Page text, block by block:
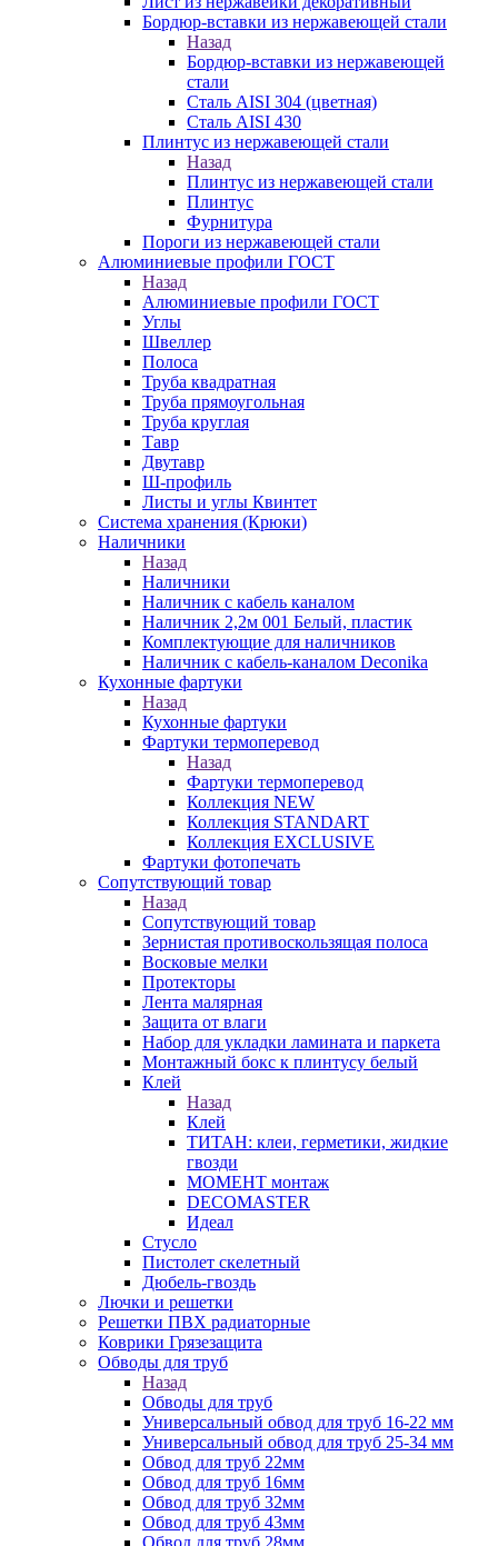
Бордюр-вставки из нержавеющей стали
Назад
Бордюр-вставки из нержавеющей
стали
Сталь AISI 304 (цветная)
Сталь AISI 430
Плинтус из нержавеющей стали
Назад
Плинтус из нержавеющей стали
Плинтус
Фурнитура
Пороги из нержавеющей стали
Алюминиевые профили ГОСТ
Назад
Алюминиевые профили ГОСТ
Углы
Швеллер
Полоса
Труба квадратная
Труба прямоугольная
Труба круглая
Тавр
Двутавр
Ш-профиль
Листы и углы Квинтет
Система хранения (Крюки)
Наличники
Назад
Наличники
Наличник с кабель каналом
Наличник 2,2м 001 Белый, пластик
Комплектующие для наличников
Наличник с кабель-каналом Deconika
Кухонные фартуки
Назад
Кухонные фартуки
Фартуки термоперевод
Назад
Фартуки термоперевод
Коллекция NEW
Коллекция STANDART
Коллекция EXCLUSIVE
Фартуки фотопечать
Сопутствующий товар
Назад
Сопутствующий товар
Зернистая противоскользящая полоса
Восковые мелки
Протекторы
Лента малярная
Защита от влаги
Набор для укладки ламината и паркета
Монтажный бокс к плинтусу белый
Клей
Назад
Клей
ТИТАН: клеи, герметики, жидкие
гвозди
МОМЕНТ монтаж
DECOMASTER
Идеал
Стусло
Пистолет скелетный
Дюбель-гвоздь
Лючки и решетки
Решетки ПВХ радиаторные
Коврики Грязезащита
Обводы для труб
Назад
Обводы для труб
Универсальный обвод для труб 16-22 мм
Универсальный обвод для труб 25-34 мм
Обвод для труб 22мм
Обвод для труб 16мм
Обвод для труб 32мм
Обвод для труб 43мм
Обвод для труб 28мм